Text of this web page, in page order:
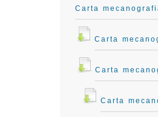
Carta
Carta
Carta
Carta